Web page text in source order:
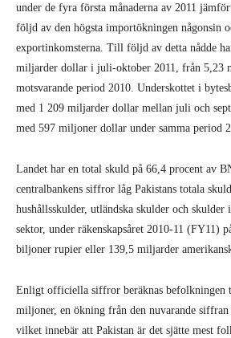
under de fyra första månaderna av 2011
följd av den högsta importökningen någonsin
exportinkomsterna. Till följd av detta nådde
miljarder dollar i juli-oktober 2011, från 5,23
motsvarande period 2010. Underskottet i
med 1 209 miljarder dollar mellan juli och
med 597 miljoner dollar under samma period
Landet har en total skuld på 66,4 procent av
centralbankens siffror låg Pakistans totala
hushållsskulder, utländska skulder och
sektor, under räkenskapsåret 2010-11 (FY11)
biljoner rupier eller 139,5 miljarder
Enligt officiella siffror beräknas befolkningen
miljoner, en ökning från den nuvarande
vilket innebär att Pakistan är det sjätte mest